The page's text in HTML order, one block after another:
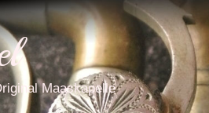
Maaskapelle